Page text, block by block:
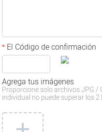
* El Código de confirmación
Agrega tus imágenes
Proporcione solo archivos JPG /
individual no puede superar los 2